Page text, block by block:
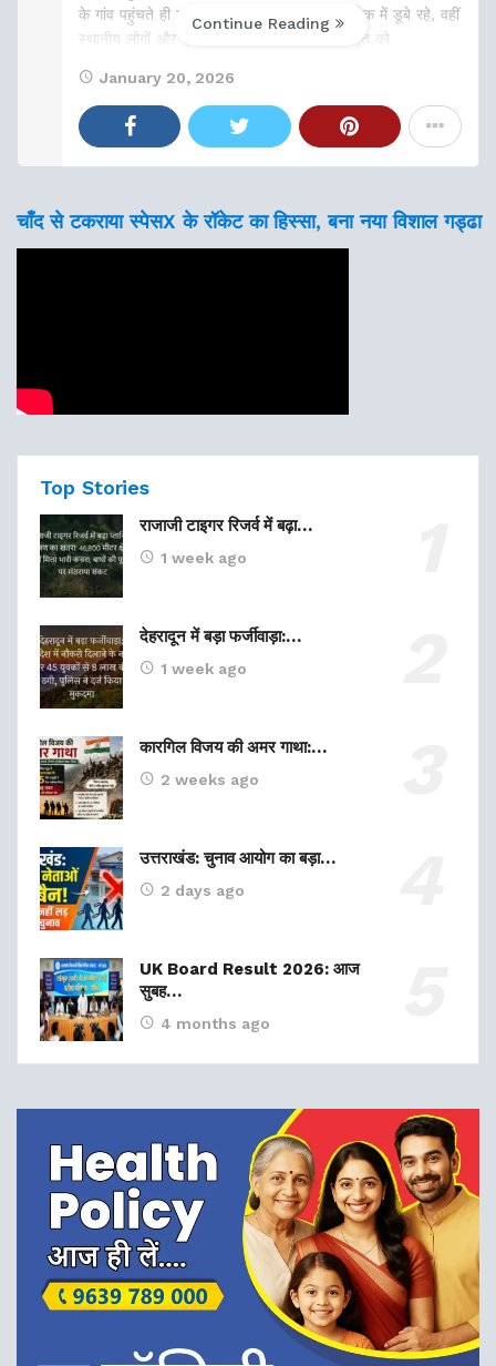
के गांव पहुंचते ही माहौल गमगीन हो गया। परिजन शोक में डूबे रहे, वहीं
स्थानीय लोगों और प्रशासन ने नम आंखों से वीर सपूत को
Continue Reading
January 20, 2026
चाँद से टकराया स्पेसX के रॉकेट का हिस्सा, बना नया विशाल गड्ढा
Top Stories
राजाजी टाइगर रिजर्व में बढ़ा…
1 week ago
देहरादून में बड़ा फर्जीवाड़ा:…
1 week ago
कारगिल विजय की अमर गाथा:…
2 weeks ago
उत्तराखंड: चुनाव आयोग का बड़ा…
2 days ago
UK Board Result 2026: आज
सुबह…
4 months ago